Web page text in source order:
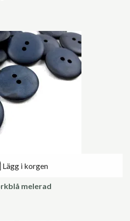
Lägg i korgen
melerad